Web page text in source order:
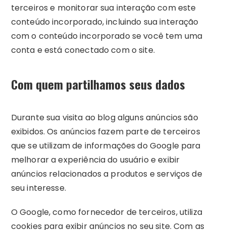
terceiros e monitorar sua interação com este
conteúdo incorporado, incluindo sua interação
com o conteúdo incorporado se você tem uma
conta e está conectado com o site.
Com quem partilhamos seus dados
Durante sua visita ao blog alguns anúncios são
exibidos. Os anúncios fazem parte de terceiros
que se utilizam de informações do Google para
melhorar a experiência do usuário e exibir
anúncios relacionados a produtos e serviços de
seu interesse.
O Google, como fornecedor de terceiros, utiliza
cookies para exibir anúncios no seu site. Com as